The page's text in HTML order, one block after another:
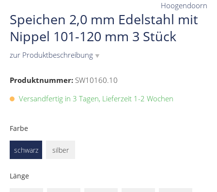
Speichen 2,0 mm Edelstahl mit
Nippel 101-120 mm 3 Stück
zur Produktbeschreibung ▼
Hoogendoorn
Produktnummer: SW10160.10
Versandfertig in 3 Tagen, Lieferzeit 1-2 Wochen
Farbe
schwarz silber
Länge